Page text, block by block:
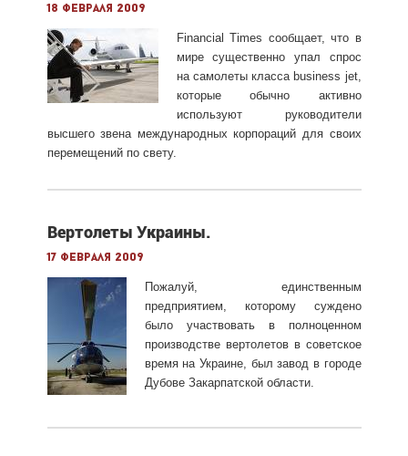
18 февраля 2009
Financial Times сообщает, что в
мире существенно упал спрос
на самолеты класса business jet,
которые обычно активно
используют руководители
высшего звена международных корпораций для своих
перемещений по свету.
Вертолеты Украины.
17 февраля 2009
Пожалуй, единственным
предприятием, которому суждено
было участвовать в полноценном
производстве вертолетов в советское
время на Украине, был завод в городе
Дубове Закарпатской области.